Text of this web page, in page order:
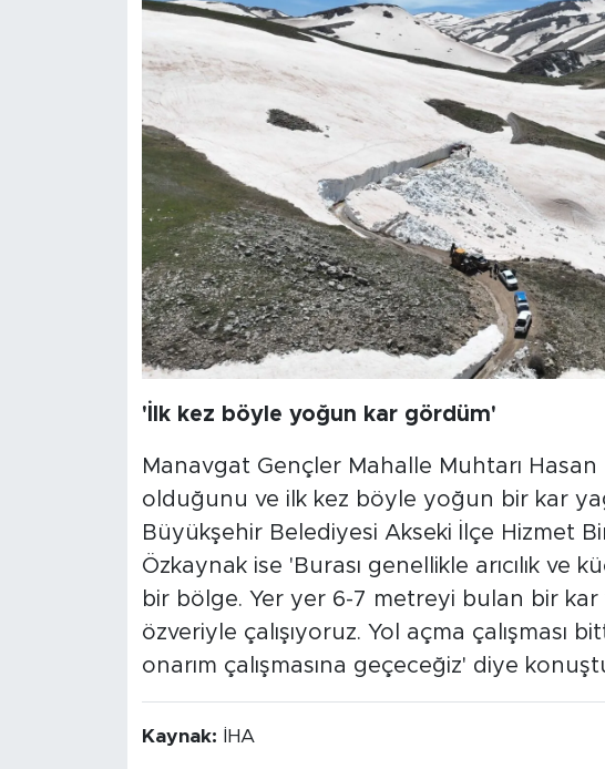
'İlk kez böyle yoğun kar gördüm'
Manavgat Gençler Mahalle Muhtarı
olduğunu ve ilk kez böyle yoğun bir kar
Büyükşehir Belediyesi Akseki İlçe Hizmet
Özkaynak ise 'Burası genellikle arıcılık ve
bir bölge. Yer yer 6-7 metreyi bulan bir
özveriyle çalışıyoruz. Yol açma çalışması
onarım çalışmasına geçeceğiz' diye
Kaynak: İHA